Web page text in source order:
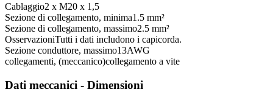
Cablaggio2 x M20 x 1,5
Sezione di collegamento, minima1.5 mm²
Sezione di collegamento, massimo2.5 mm²
OsservazioniTutti i dati includono i capicorda.
Sezione conduttore, massimo13AWG
collegamenti, (meccanico)collegamento a vite
Dati meccanici - Dimensioni